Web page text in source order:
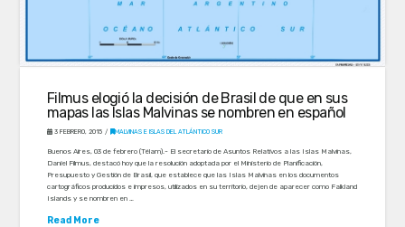
Filmus elogió la decisión de Brasil de que en sus
mapas las Islas Malvinas se nombren en español
3 FEBRERO, 2015 MALVINAS E ISLAS DEL ATLÁNTICO SUR
Buenos Aires, 03 de febrero (Télam).- El secretario de Asuntos Relativos a las Islas Malvinas,
Daniel Filmus, destacó hoy que la resolución adoptada por el Ministerio de Planificación,
Presupuesto y Gestión de Brasil, que establece que las Islas Malvinas en los documentos
cartográficos producidos e impresos, utilizados en su territorio, dejen de aparecer como Falkland
Islands y se nombren en …
Read More